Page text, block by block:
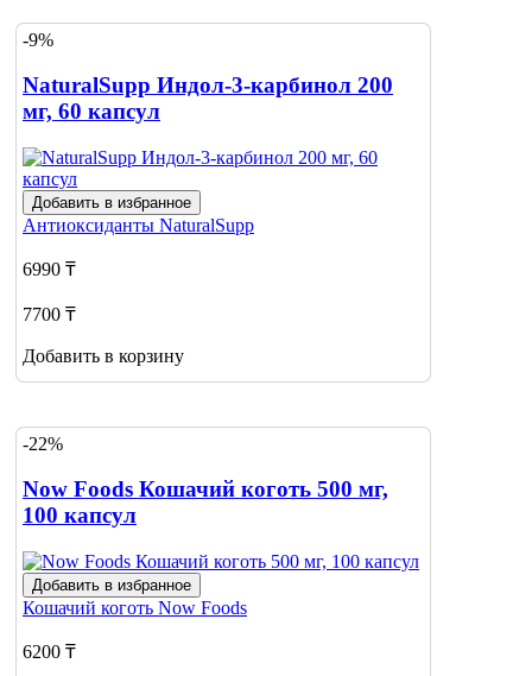
-9%
NaturalSupp Индол-3-карбинол 200
мг, 60 капсул
Добавить в избранное
Антиоксиданты NaturalSupp
6990 ₸
7700 ₸
Добавить в корзину
-22%
Now Foods Кошачий коготь 500 мг,
100 капсул
Добавить в избранное
Кошачий коготь Now Foods
6200 ₸